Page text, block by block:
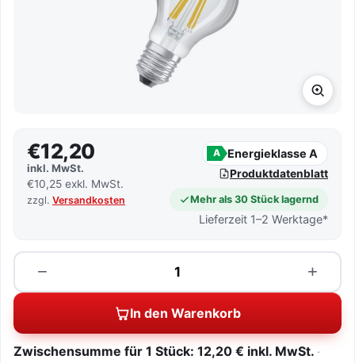
€12,20
inkl. MwSt.
€10,25 exkl. MwSt.
zzgl. Versandkosten
A Energieklasse A
Produktdatenblatt
Mehr als 30 Stück lagernd
Lieferzeit 1–2 Werktage*
−
Menge +
In den Warenkorb
Zwischensumme für 1 Stück: 12,20 € inkl. MwSt.